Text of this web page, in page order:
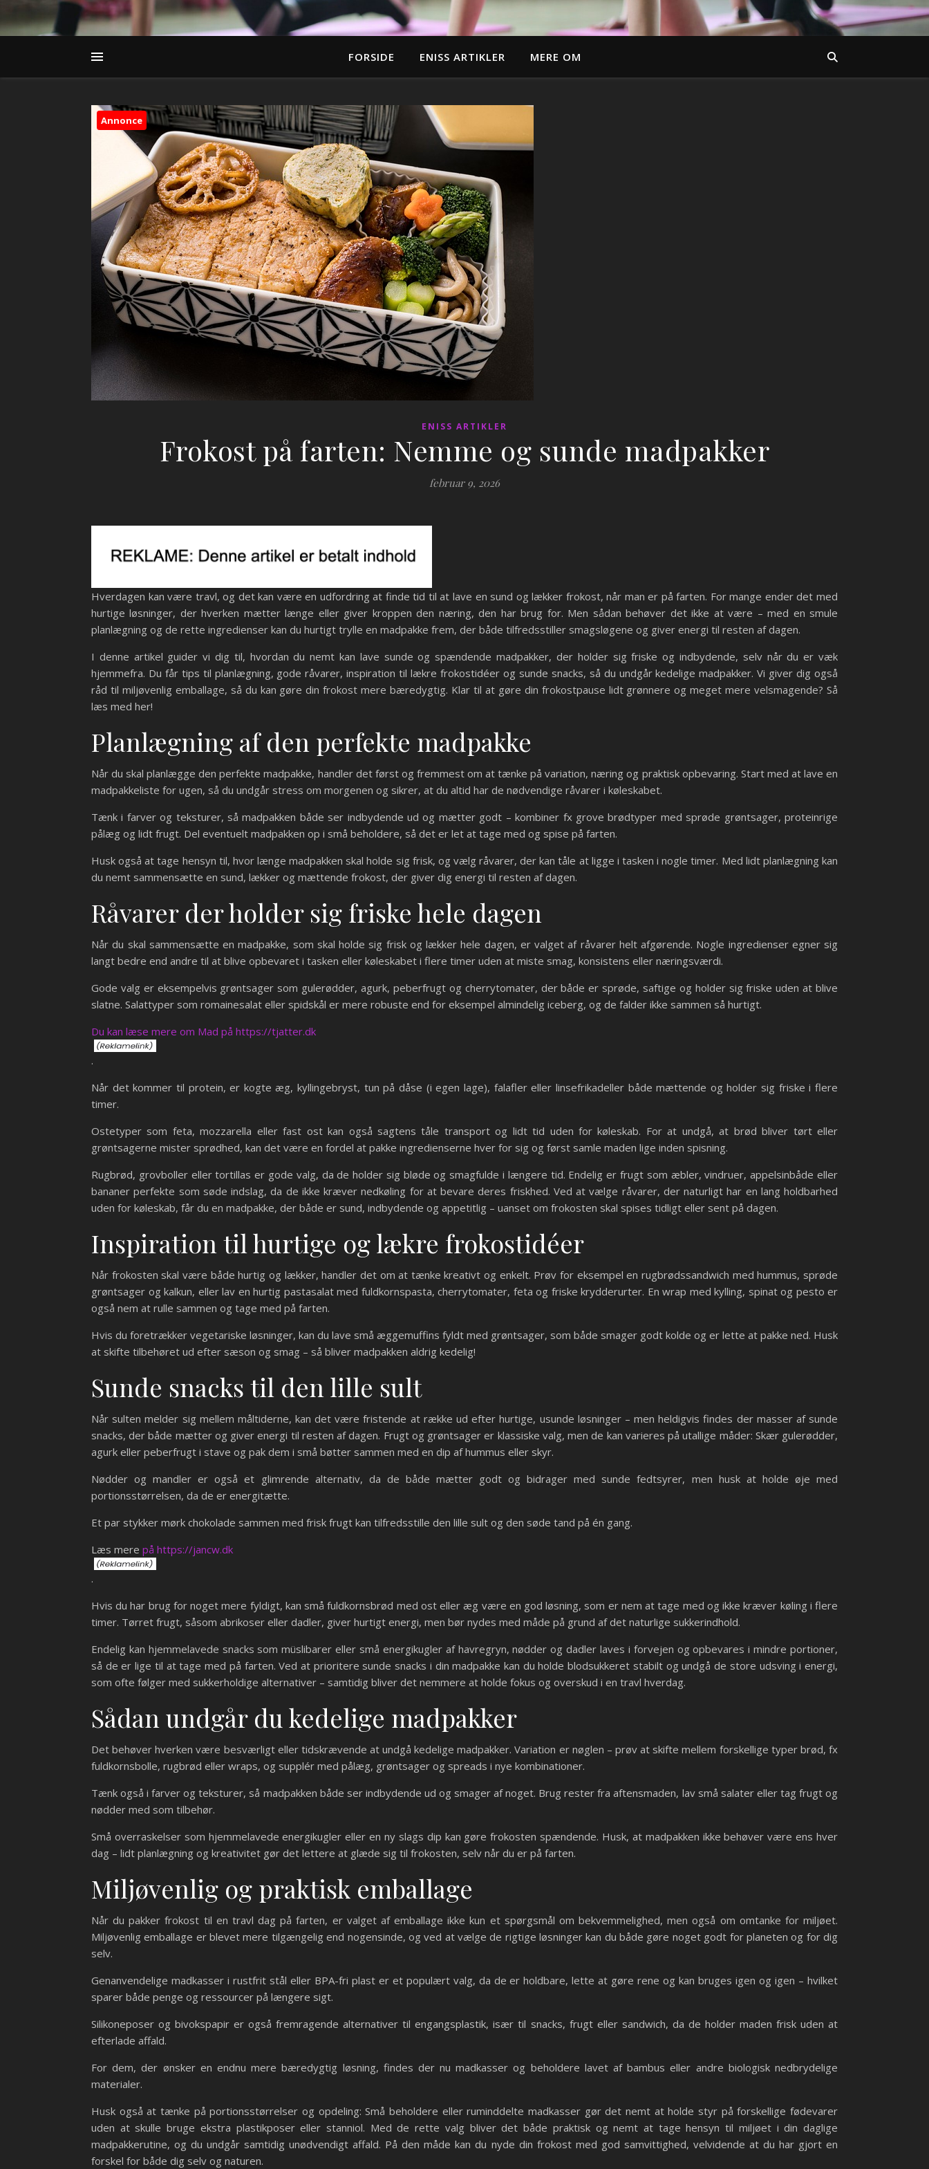
FORSIDE ENISS ARTIKLER MERE OM
Annonce
ENISS ARTIKLER
Frokost på farten: Nemme og sunde madpakker
februar 9, 2026
Hverdagen kan være travl, og det kan være en udfordring at finde tid til at lave en sund og lækker frokost, når man er på farten. For mange ender det med
hurtige løsninger, der hverken mætter længe eller giver kroppen den næring, den har brug for. Men sådan behøver det ikke at være – med en smule
planlægning og de rette ingredienser kan du hurtigt trylle en madpakke frem, der både tilfredsstiller smagsløgene og giver energi til resten af dagen.
I denne artikel guider vi dig til, hvordan du nemt kan lave sunde og spændende madpakker, der holder sig friske og indbydende, selv når du er væk
hjemmefra. Du får tips til planlægning, gode råvarer, inspiration til lækre frokostidéer og sunde snacks, så du undgår kedelige madpakker. Vi giver dig også
råd til miljøvenlig emballage, så du kan gøre din frokost mere bæredygtig. Klar til at gøre din frokostpause lidt grønnere og meget mere velsmagende? Så
læs med her!
Planlægning af den perfekte madpakke
Når du skal planlægge den perfekte madpakke, handler det først og fremmest om at tænke på variation, næring og praktisk opbevaring. Start med at lave en
madpakkeliste for ugen, så du undgår stress om morgenen og sikrer, at du altid har de nødvendige råvarer i køleskabet.
Tænk i farver og teksturer, så madpakken både ser indbydende ud og mætter godt – kombiner fx grove brødtyper med sprøde grøntsager, proteinrige
pålæg og lidt frugt. Del eventuelt madpakken op i små beholdere, så det er let at tage med og spise på farten.
Husk også at tage hensyn til, hvor længe madpakken skal holde sig frisk, og vælg råvarer, der kan tåle at ligge i tasken i nogle timer. Med lidt planlægning kan
du nemt sammensætte en sund, lækker og mættende frokost, der giver dig energi til resten af dagen.
Råvarer der holder sig friske hele dagen
Når du skal sammensætte en madpakke, som skal holde sig frisk og lækker hele dagen, er valget af råvarer helt afgørende. Nogle ingredienser egner sig
langt bedre end andre til at blive opbevaret i tasken eller køleskabet i flere timer uden at miste smag, konsistens eller næringsværdi.
Gode valg er eksempelvis grøntsager som gulerødder, agurk, peberfrugt og cherrytomater, der både er sprøde, saftige og holder sig friske uden at blive
slatne. Salattyper som romainesalat eller spidskål er mere robuste end for eksempel almindelig iceberg, og de falder ikke sammen så hurtigt.
Du kan læse mere om Mad på https://tjatter.dk
.
Når det kommer til protein, er kogte æg, kyllingebryst, tun på dåse (i egen lage), falafler eller linsefrikadeller både mættende og holder sig friske i flere
timer.
Ostetyper som feta, mozzarella eller fast ost kan også sagtens tåle transport og lidt tid uden for køleskab. For at undgå, at brød bliver tørt eller
grøntsagerne mister sprødhed, kan det være en fordel at pakke ingredienserne hver for sig og først samle maden lige inden spisning.
Rugbrød, grovboller eller tortillas er gode valg, da de holder sig bløde og smagfulde i længere tid. Endelig er frugt som æbler, vindruer, appelsinbåde eller
bananer perfekte som søde indslag, da de ikke kræver nedkøling for at bevare deres friskhed. Ved at vælge råvarer, der naturligt har en lang holdbarhed
uden for køleskab, får du en madpakke, der både er sund, indbydende og appetitlig – uanset om frokosten skal spises tidligt eller sent på dagen.
Inspiration til hurtige og lækre frokostidéer
Når frokosten skal være både hurtig og lækker, handler det om at tænke kreativt og enkelt. Prøv for eksempel en rugbrødssandwich med hummus, sprøde
grøntsager og kalkun, eller lav en hurtig pastasalat med fuldkornspasta, cherrytomater, feta og friske krydderurter. En wrap med kylling, spinat og pesto er
også nem at rulle sammen og tage med på farten.
Hvis du foretrækker vegetariske løsninger, kan du lave små æggemuffins fyldt med grøntsager, som både smager godt kolde og er lette at pakke ned. Husk
at skifte tilbehøret ud efter sæson og smag – så bliver madpakken aldrig kedelig!
Sunde snacks til den lille sult
Når sulten melder sig mellem måltiderne, kan det være fristende at række ud efter hurtige, usunde løsninger – men heldigvis findes der masser af sunde
snacks, der både mætter og giver energi til resten af dagen. Frugt og grøntsager er klassiske valg, men de kan varieres på utallige måder: Skær gulerødder,
agurk eller peberfrugt i stave og pak dem i små bøtter sammen med en dip af hummus eller skyr.
Nødder og mandler er også et glimrende alternativ, da de både mætter godt og bidrager med sunde fedtsyrer, men husk at holde øje med
portionsstørrelsen, da de er energitætte.
Et par stykker mørk chokolade sammen med frisk frugt kan tilfredsstille den lille sult og den søde tand på én gang.
Læs mere på https://jancw.dk
.
Hvis du har brug for noget mere fyldigt, kan små fuldkornsbrød med ost eller æg være en god løsning, som er nem at tage med og ikke kræver køling i flere
timer. Tørret frugt, såsom abrikoser eller dadler, giver hurtigt energi, men bør nydes med måde på grund af det naturlige sukkerindhold.
Endelig kan hjemmelavede snacks som müslibarer eller små energikugler af havregryn, nødder og dadler laves i forvejen og opbevares i mindre portioner,
så de er lige til at tage med på farten. Ved at prioritere sunde snacks i din madpakke kan du holde blodsukkeret stabilt og undgå de store udsving i energi,
som ofte følger med sukkerholdige alternativer – samtidig bliver det nemmere at holde fokus og overskud i en travl hverdag.
Sådan undgår du kedelige madpakker
Det behøver hverken være besværligt eller tidskrævende at undgå kedelige madpakker. Variation er nøglen – prøv at skifte mellem forskellige typer brød, fx
fuldkornsbolle, rugbrød eller wraps, og supplér med pålæg, grøntsager og spreads i nye kombinationer.
Tænk også i farver og teksturer, så madpakken både ser indbydende ud og smager af noget. Brug rester fra aftensmaden, lav små salater eller tag frugt og
nødder med som tilbehør.
Små overraskelser som hjemmelavede energikugler eller en ny slags dip kan gøre frokosten spændende. Husk, at madpakken ikke behøver være ens hver
dag – lidt planlægning og kreativitet gør det lettere at glæde sig til frokosten, selv når du er på farten.
Miljøvenlig og praktisk emballage
Når du pakker frokost til en travl dag på farten, er valget af emballage ikke kun et spørgsmål om bekvemmelighed, men også om omtanke for miljøet.
Miljøvenlig emballage er blevet mere tilgængelig end nogensinde, og ved at vælge de rigtige løsninger kan du både gøre noget godt for planeten og for dig
selv.
Genanvendelige madkasser i rustfrit stål eller BPA-fri plast er et populært valg, da de er holdbare, lette at gøre rene og kan bruges igen og igen – hvilket
sparer både penge og ressourcer på længere sigt.
Silikoneposer og bivokspapir er også fremragende alternativer til engangsplastik, især til snacks, frugt eller sandwich, da de holder maden frisk uden at
efterlade affald.
For dem, der ønsker en endnu mere bæredygtig løsning, findes der nu madkasser og beholdere lavet af bambus eller andre biologisk nedbrydelige
materialer.
Husk også at tænke på portionsstørrelser og opdeling: Små beholdere eller ruminddelte madkasser gør det nemt at holde styr på forskellige fødevarer
uden at skulle bruge ekstra plastikposer eller stanniol. Med de rette valg bliver det både praktisk og nemt at tage hensyn til miljøet i din daglige
madpakkerutine, og du undgår samtidig unødvendigt affald. På den måde kan du nyde din frokost med god samvittighed, velvidende at du har gjort en
forskel for både dig selv og naturen.